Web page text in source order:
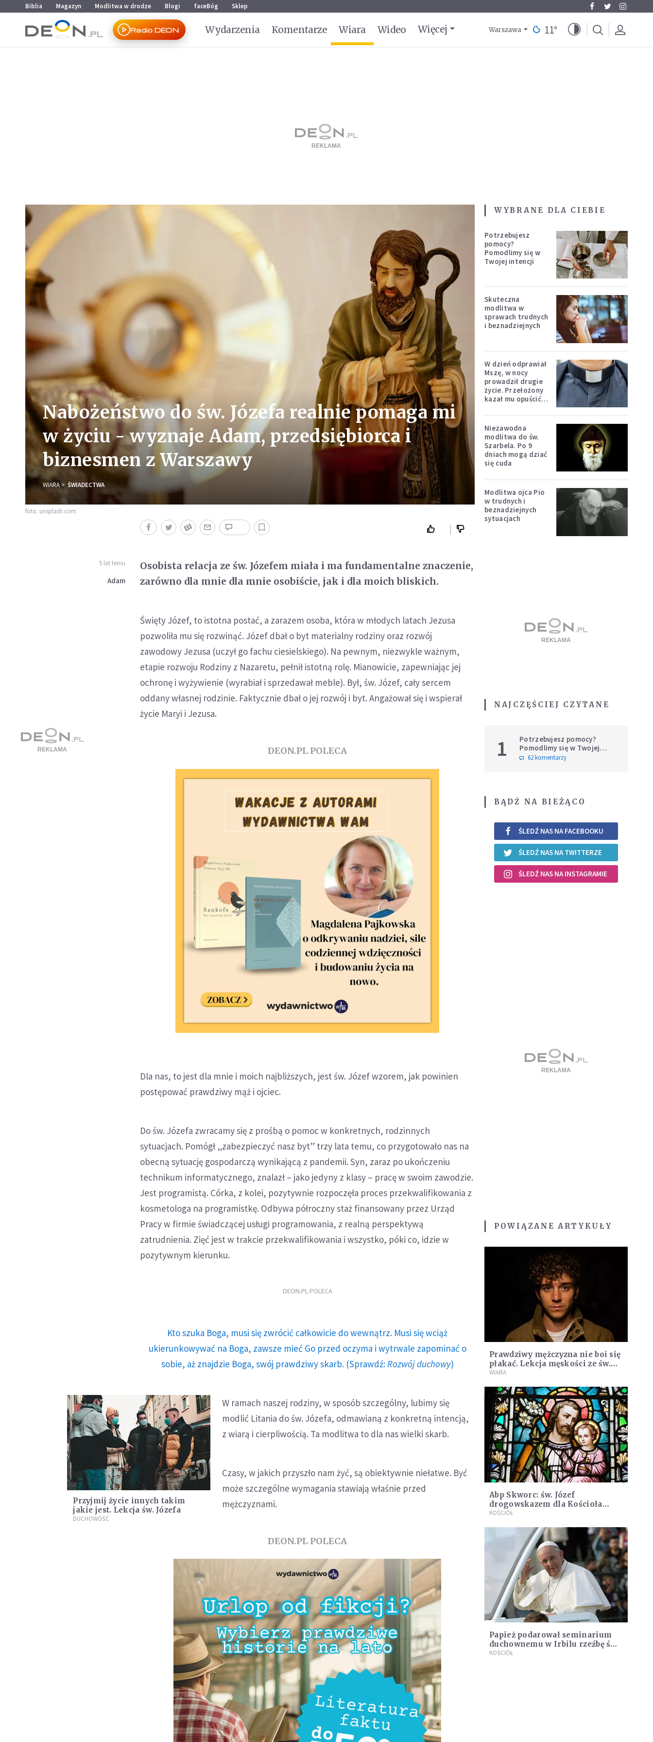
Przejdź do menu głównego
Przejdź do treści
Biblia Magazyn Modlitwa w drodze Blogi faceBóg Sklep
Radio DEON Wydarzenia Komentarze Wiara Wideo Więcej Warszawa 11°
Nabożeństwo do św. Józefa realnie pomaga mi
w życiu - wyznaje Adam, przedsiębiorca i
biznesmen z Warszawy
WIARA ŚWIADECTWA
foto. unsplash.com
5 lat temu
Adam
Osobista relacja ze św. Józefem miała i ma fundamentalne znaczenie,
zarówno dla mnie dla mnie osobiście, jak i dla moich bliskich.
Święty Józef, to istotna postać, a zarazem osoba, która w młodych latach Jezusa
pozwoliła mu się rozwinąć. Józef dbał o byt materialny rodziny oraz rozwój
zawodowy Jezusa (uczył go fachu ciesielskiego). Na pewnym, niezwykle ważnym,
etapie rozwoju Rodziny z Nazaretu, pełnił istotną rolę. Mianowicie, zapewniając jej
ochronę i wyżywienie (wyrabiał i sprzedawał meble). Był, św. Józef, cały sercem
oddany własnej rodzinie. Faktycznie dbał o jej rozwój i byt. Angażował się i wspierał
życie Maryi i Jezusa.
DEON.PL POLECA
Dla nas, to jest dla mnie i moich najbliższych, jest św. Józef wzorem, jak powinien
postępować prawdziwy mąż i ojciec.
Do św. Józefa zwracamy się z prośbą o pomoc w konkretnych, rodzinnych
sytuacjach. Pomógł „zabezpieczyć nasz byt” trzy lata temu, co przygotowało nas na
obecną sytuację gospodarczą wynikającą z pandemii. Syn, zaraz po ukończeniu
technikum informatycznego, znalazł – jako jedyny z klasy – pracę w swoim zawodzie.
Jest programistą. Córka, z kolei, pozytywnie rozpoczęła proces przekwalifikowania z
kosmetologa na programistkę. Odbywa półroczny staż finansowany przez Urząd
Pracy w firmie świadczącej usługi programowania, z realną perspektywą
zatrudnienia. Zięć jest w trakcie przekwalifikowania i wszystko, póki co, idzie w
pozytywnym kierunku.
DEON.PL POLECA
Kto szuka Boga, musi się zwrócić całkowicie do wewnątrz. Musi się wciąż
ukierunkowywać na Boga, zawsze mieć Go przed oczyma i wytrwale zapominać o
sobie, aż znajdzie Boga, swój prawdziwy skarb. (Sprawdź: Rozwój duchowy)
Przyjmij życie innych takim
jakie jest. Lekcja św. Józefa
DUCHOWOŚĆ
W ramach naszej rodziny, w sposób szczególny, lubimy się
modlić Litania do św. Józefa, odmawianą z konkretną intencją,
z wiarą i cierpliwością. Ta modlitwa to dla nas wielki skarb.
Czasy, w jakich przyszło nam żyć, są obiektywnie niełatwe. Być
może szczególne wymagania stawiają właśnie przed
mężczyznami.
DEON.PL POLECA
WYBRANE DLA CIEBIE
Potrzebujesz
pomocy?
Pomodlimy się w
Twojej intencji
Skuteczna
modlitwa w
sprawach trudnych
i beznadziejnych
W dzień odprawiał
Mszę, w nocy
prowadził drugie
życie. Przełożony
kazał mu opuścić
Niezawodna
modlitwa do św.
Szarbela. Po 9
dniach mogą dziać
się cuda
Modlitwa ojca Pio
w trudnych i
beznadziejnych
sytuacjach
NAJCZĘŚCIEJ CZYTANE
1
Potrzebujesz pomocy?
Pomodlimy się w Twojej
intencji
62 komentarzy
BĄDŹ NA BIEŻĄCO
ŚLEDŹ NAS NA FACEBOOKU
ŚLEDŹ NAS NA TWITTERZE
ŚLEDŹ NAS NA INSTAGRAMIE
POWIĄZANE ARTYKUŁY
Prawdziwy mężczyzna nie boi się
płakać. Lekcja męskości ze św.
Józefem
WIARA
Abp Skworc: św. Józef
drogowskazem dla Kościoła
dzisiaj
KOŚCIÓŁ
Papież podarował seminarium
duchownemu w Irbilu rzeźbę św.
Józefa. "Każdy powinien marzyć
KOŚCIÓŁ